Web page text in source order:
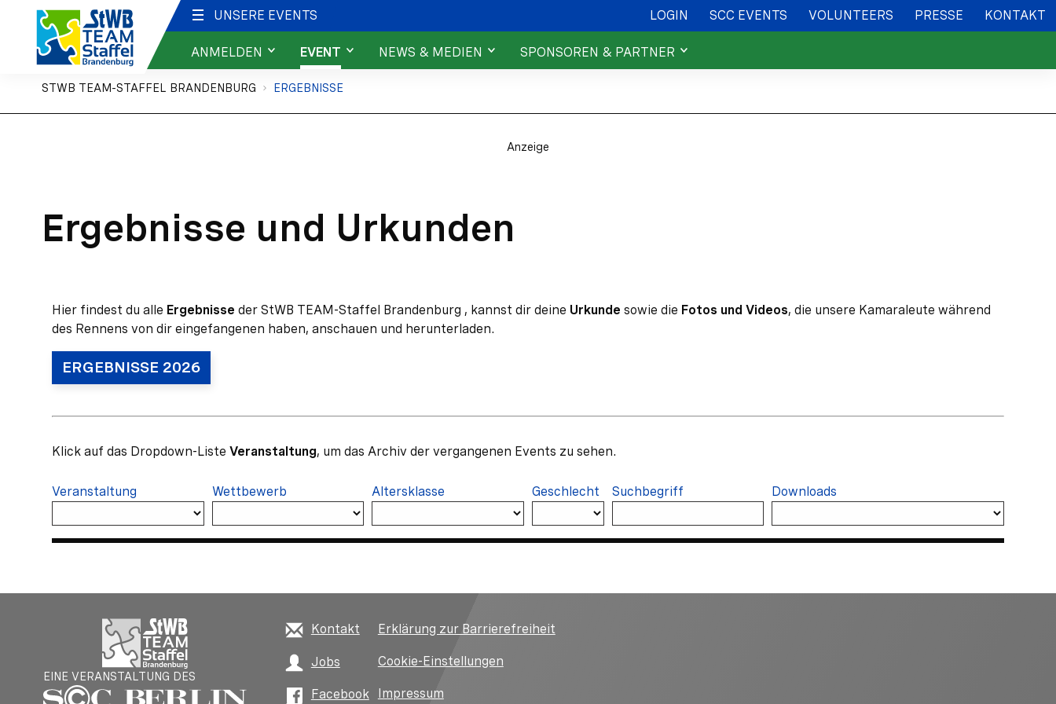
UNSERE EVENTS LOGIN SCC EVENTS VOLUNTEERS PRESSE KONTAKT
ANMELDEN
Kids & Youth
EVENT
Info für Teilnehmende
Ergebnisse
NEWS & MEDIEN
Fotos & Videos
SPONSOREN & PARTNER
Engagiere dich
STWB TEAM-STAFFEL BRANDENBURG ERGEBNISSE
Anzeige
Ergebnisse und Urkunden
Hier findest du alle Ergebnisse der StWB TEAM-Staffel Brandenburg , kannst dir deine Urkunde sowie die Fotos und Videos, die unsere Kamaraleute während
des Rennens von dir eingefangenen haben, anschauen und herunterladen.
ERGEBNISSE 2026
Klick auf das Dropdown-Liste Veranstaltung, um das Archiv der vergangenen Events zu sehen.
Veranstaltung Wettbewerb Altersklasse Geschlecht Suchbegriff Downloads
EINE VERANSTALTUNG DES
Kontakt
Jobs
Facebook
Erklärung zur Barrierefreiheit
Cookie-Einstellungen
Impressum